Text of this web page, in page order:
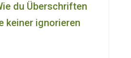
du Überschriften
keiner ignorieren